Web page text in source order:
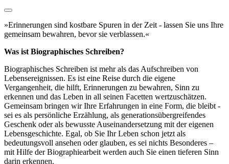
»Erinnerungen sind kostbare Spuren in der Zeit - lassen Sie uns Ihre
gemeinsam bewahren, bevor sie verblassen.«
Was ist Biographisches Schreiben?
Biographisches Schreiben ist mehr als das Aufschreiben von
Lebensereignissen. Es ist eine Reise durch die eigene
Vergangenheit, die hilft, Erinnerungen zu bewahren, Sinn zu
erkennen und das Leben in all seinen Facetten wertzuschätzen.
Gemeinsam bringen wir Ihre Erfahrungen in eine Form, die bleibt -
sei es als persönliche Erzählung, als generationsübergreifendes
Geschenk oder als bewusste Auseinandersetzung mit der eigenen
Lebensgeschichte. Egal, ob Sie Ihr Leben schon jetzt als
bedeutungsvoll ansehen oder glauben, es sei nichts Besonderes –
mit Hilfe der Biographiearbeit werden auch Sie einen tieferen Sinn
darin erkennen.